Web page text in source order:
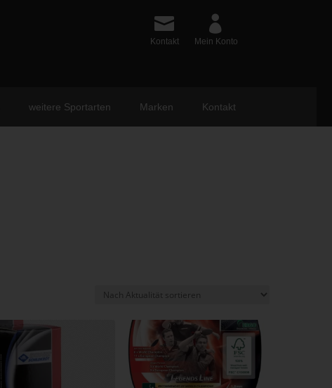
Kontakt Mein Konto
weitere Sportarten Marken Kontakt